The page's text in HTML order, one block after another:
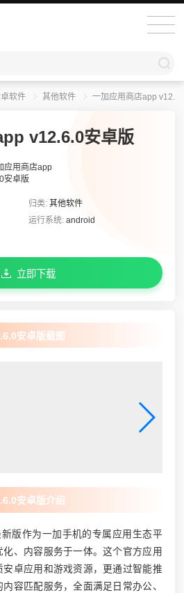
软件 其他软件 一加应用商店app
v12.6.0安卓版
归类: 其他软件
运行系统: android
立即下载
安卓版截图
安卓版介绍
版作为一加手机的专属应用生态平
、内容服务于一体。这个官方应用
卓应用和游戏资源，更通过智能推
容匹配服务，全面满足日常办公、